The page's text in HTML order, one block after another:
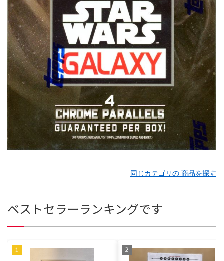
同じカテゴリの 商品を探す
ベストセラーランキングです